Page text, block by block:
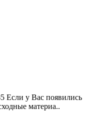
Если у Вас появились
материа..